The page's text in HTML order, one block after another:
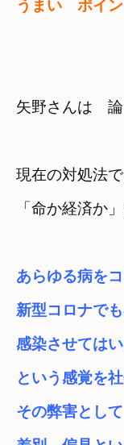
うまい　ポイ
矢野さんは　
現在の対処法
「命か経済か
あらゆる病を
新型コロナで
感染させては
という感覚を
その弊害として